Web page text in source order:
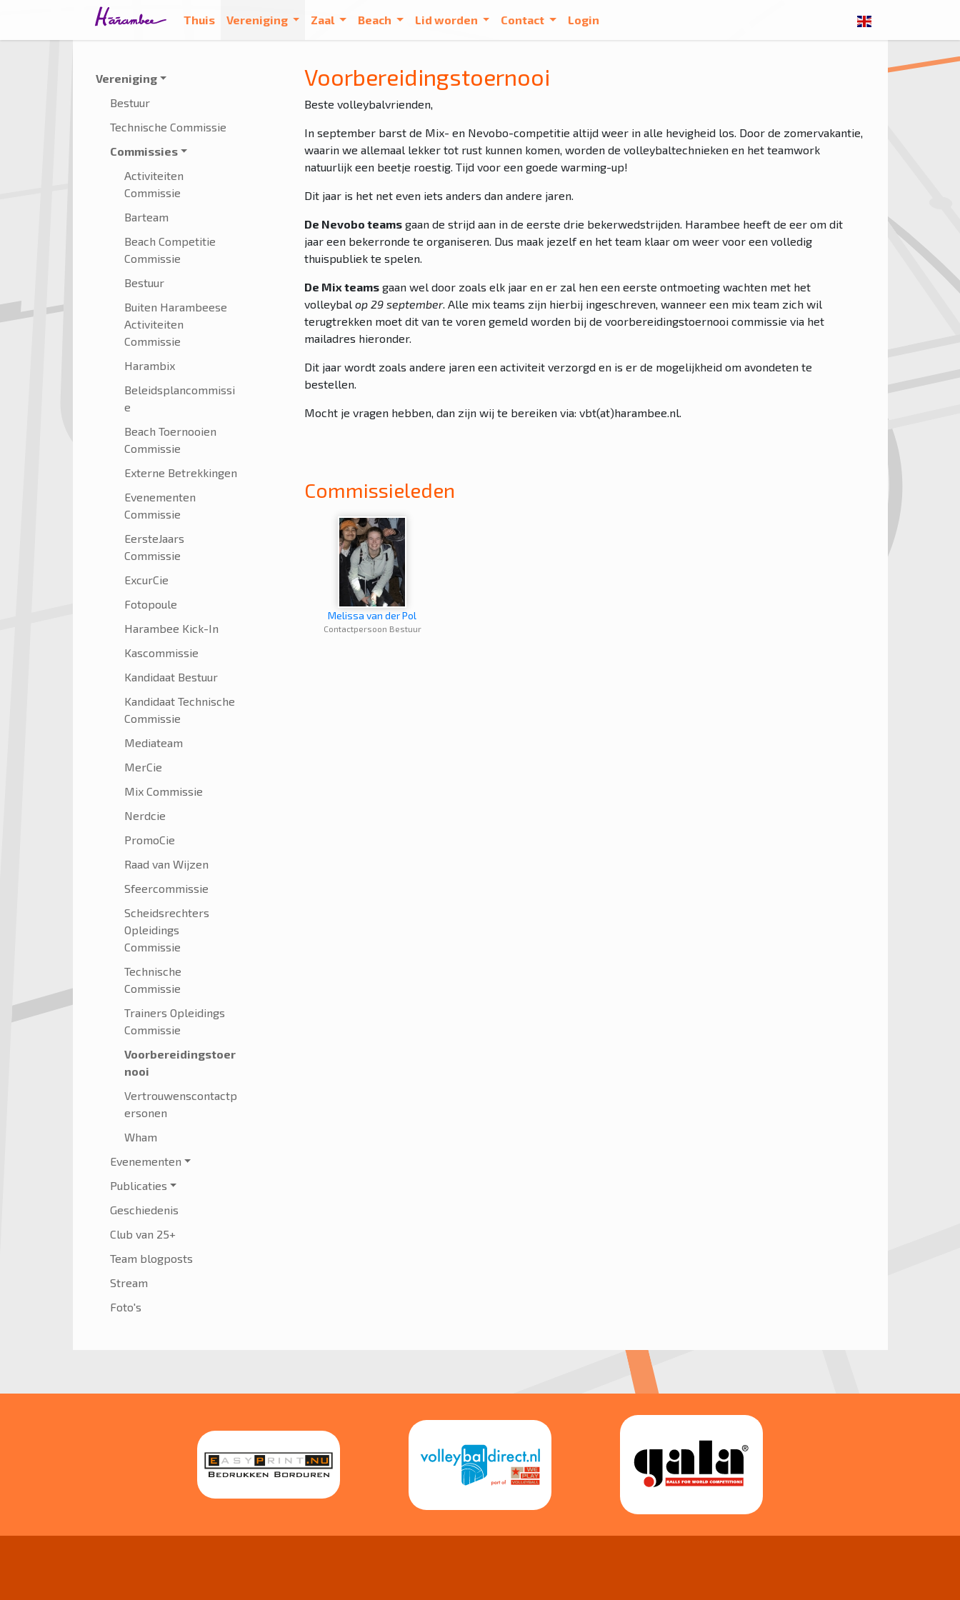
Thuis Vereniging Zaal Beach Lid worden Contact Login
Vereniging
Bestuur
Technische Commissie
Commissies
Activiteiten
Commissie
Barteam
Beach Competitie
Commissie
Bestuur
Buiten Harambeese
Activiteiten
Commissie
Harambix
Beleidsplancommissi
e
Beach Toernooien
Commissie
Externe Betrekkingen
Evenementen
Commissie
EersteJaars
Commissie
ExcurCie
Fotopoule
Harambee Kick-In
Kascommissie
Kandidaat Bestuur
Kandidaat Technische
Commissie
Mediateam
MerCie
Mix Commissie
Nerdcie
PromoCie
Raad van Wijzen
Sfeercommissie
Scheidsrechters
Opleidings
Commissie
Technische
Commissie
Trainers Opleidings
Commissie
Voorbereidingstoer
nooi
Vertrouwenscontactp
ersonen
Wham
Evenementen
Publicaties
Geschiedenis
Club van 25+
Team blogposts
Stream
Foto's
Voorbereidingstoernooi
Beste volleybalvrienden,
In september barst de Mix- en Nevobo-competitie altijd weer in alle hevigheid los. Door de zomervakantie,
waarin we allemaal lekker tot rust kunnen komen, worden de volleybaltechnieken en het teamwork
natuurlijk een beetje roestig. Tijd voor een goede warming-up!
Dit jaar is het net even iets anders dan andere jaren.
De Nevobo teams gaan de strijd aan in de eerste drie bekerwedstrijden. Harambee heeft de eer om dit
jaar een bekerronde te organiseren. Dus maak jezelf en het team klaar om weer voor een volledig
thuispubliek te spelen.
De Mix teams gaan wel door zoals elk jaar en er zal hen een eerste ontmoeting wachten met het
volleybal op 29 september. Alle mix teams zijn hierbij ingeschreven, wanneer een mix team zich wil
terugtrekken moet dit van te voren gemeld worden bij de voorbereidingstoernooi commissie via het
mailadres hieronder.
Dit jaar wordt zoals andere jaren een activiteit verzorgd en is er de mogelijkheid om avondeten te
bestellen.
Mocht je vragen hebben, dan zijn wij te bereiken via: vbt(at)harambee.nl.
Commissieleden
Melissa van der Pol
Contactpersoon Bestuur